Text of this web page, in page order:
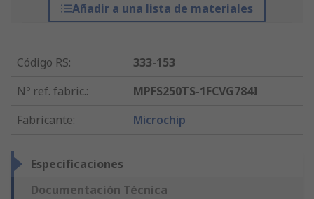
Añadir a una lista de materiales
Código RS:
333-153
Nº ref. fabric.:
MPFS250TS-1FCVG784I
Fabricante: Microchip
Especificaciones
Documentación Técnica